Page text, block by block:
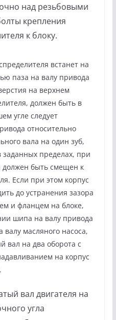
над резьбовыми
крепления
к блоку.
встанет на
паза на валу привода
на верхнем
должен быть в
угле следует
относительно
вала на один зуб,
заданных пределах, при
должен быть смещен к
Если при этом корпус
до устранения зазора
и фланцем на блоке,
шипа на валу привода
валу масляного насоса,
вал на два оборота с
на корпус
вал двигателя на
угла